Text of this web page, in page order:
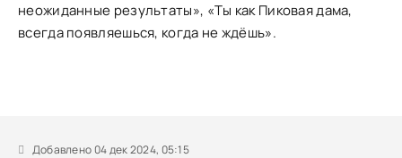
неожиданные результаты», «Ты как Пиковая дама,
всегда появляешься, когда не ждёшь».
Добавлено 04 дек 2024, 05:15